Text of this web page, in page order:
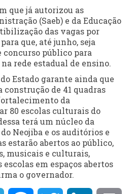
que já autorizou as
(Saeb) e da Educação
das vagas por
que, até junho, seja
público para
rede estadual de ensino.
Estado garante ainda que
de 41 quadras
da
80 escolas culturais do
terá um núcleo da
Neojiba e os auditórios e
estarão abertos ao público,
musicais e culturais,
em espaços abertos
o governador.